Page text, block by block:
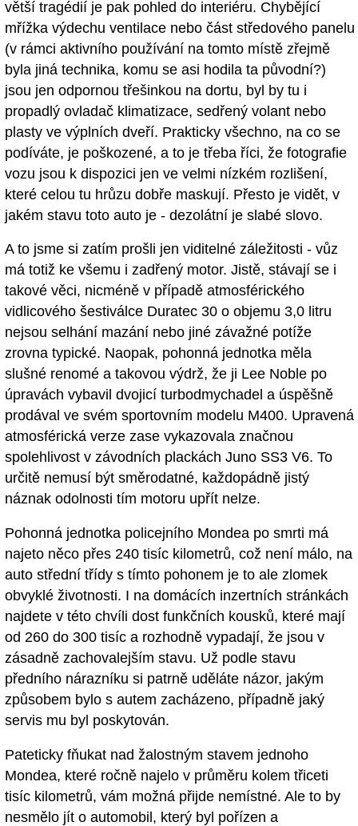
větší tragédií je pak pohled do interiéru. Chybějící
mřížka výdechu ventilace nebo část středového panelu
(v rámci aktivního používání na tomto místě zřejmě
byla jiná technika, komu se asi hodila ta původní?)
jsou jen odpornou třešinkou na dortu, byl by tu i
propadlý ovladač klimatizace, sedřený volant nebo
plasty ve výplních dveří. Prakticky všechno, na co se
podíváte, je poškozené, a to je třeba říci, že fotografie
vozu jsou k dispozici jen ve velmi nízkém rozlišení,
které celou tu hrůzu dobře maskují. Přesto je vidět, v
jakém stavu toto auto je - dezolátní je slabé slovo.
A to jsme si zatím prošli jen viditelné záležitosti - vůz
má totiž ke všemu i zadřený motor. Jistě, stávají se i
takové věci, nicméně v případě atmosférického
vidlicového šestiválce Duratec 30 o objemu 3,0 litru
nejsou selhání mazání nebo jiné závažné potíže
zrovna typické. Naopak, pohonná jednotka měla
slušné renomé a takovou výdrž, že ji Lee Noble po
úpravách vybavil dvojicí turbodmychadel a úspěšně
prodával ve svém sportovním modelu M400. Upravená
atmosférická verze zase vykazovala značnou
spolehlivost v závodních plackách Juno SS3 V6. To
určitě nemusí být směrodatné, každopádně jistý
náznak odolnosti tím motoru upřít nelze.
Pohonná jednotka policejního Mondea po smrti má
najeto něco přes 240 tisíc kilometrů, což není málo, na
auto střední třídy s tímto pohonem je to ale zlomek
obvyklé životnosti. I na domácích inzertních stránkách
najdete v této chvíli dost funkčních kousků, které mají
od 260 do 300 tisíc a rozhodně vypadají, že jsou v
zásadně zachovalejším stavu. Už podle stavu
předního nárazníku si patrně uděláte názor, jakým
způsobem bylo s autem zacházeno, případně jaký
servis mu byl poskytován.
Pateticky fňukat nad žalostným stavem jednoho
Mondea, které ročně najelo v průměru kolem třiceti
tisíc kilometrů, vám možná přijde nemístné. Ale to by
nesmělo jít o automobil, který byl pořízen a